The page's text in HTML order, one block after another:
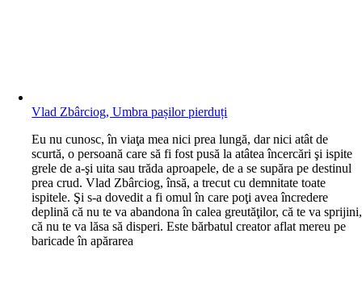
Vlad Zbârciog, Umbra pașilor pierduți
Eu nu cunosc, în viaţa mea nici prea lungă, dar nici atât de
scurtă, o persoană care să fi fost pusă la atâtea încercări şi ispite
grele de a-şi uita sau trăda aproapele, de a se supăra pe destinul
prea crud. Vlad Zbârciog, însă, a trecut cu demnitate toate
ispitele. Şi s-a dovedit a fi omul în care poţi avea încredere
deplină că nu te va abandona în calea greutăţilor, că te va sprijini,
că nu te va lăsa să disperi. Este bărbatul creator aflat mereu pe
baricade în apărarea